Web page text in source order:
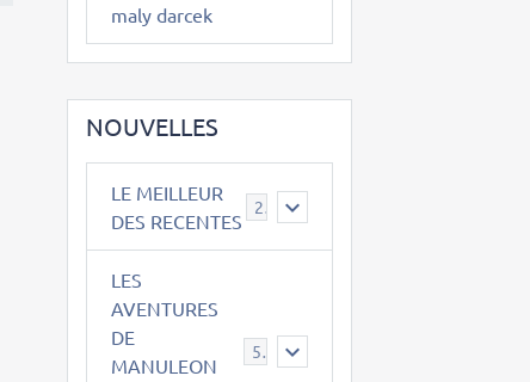
maly darcek
NOUVELLES
LE MEILLEUR
DES RECENTES
2
LES
AVENTURES
DE
MANULEON
543